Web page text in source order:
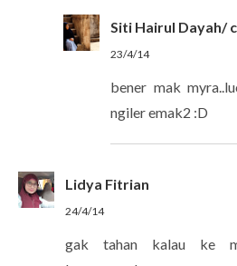
Siti Hairul Dayah/
23/4/14
bener mak
ngiler emak2 :D
Lidya Fitrian
24/4/14
gak tahan kalau ke